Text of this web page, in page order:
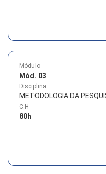
Módulo
Mód. 03
Disciplina
METODOLOGIA DA
C.H
80h